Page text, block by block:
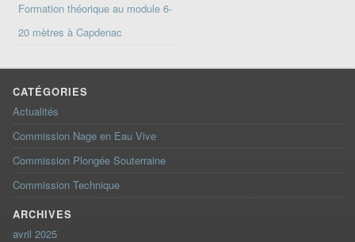
Formation théorique au module 6-
20 mètres à Capdenac
CATÉGORIES
Actualités
Commission Nage en Eau Vive
Commission Plongée Souterraine
Commission Technique
ARCHIVES
avril 2025